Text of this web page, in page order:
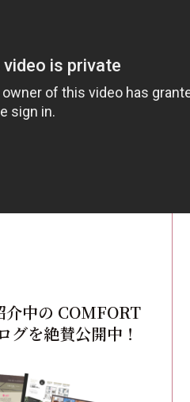
介中の COMFORT
グを絶賛公開中！